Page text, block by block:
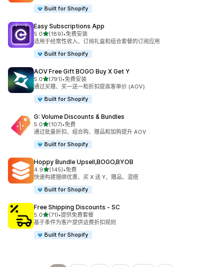
Built for Shopify
Easy Subscriptions App
5.0星（满分 5 星）
(189)
总共 189 条评论
•免费安装
适用于经常性收入、订阅礼盒和组合套餐的订阅应用
Built for Shopify
AOV Free Gift BOGO Buy X Get Y
5.0星（满分 5 星）
(791)
总共 791 条评论
•免费安装
通过买赠、买一送一和折扣提高客单价 (AOV)
Built for Shopify
G: Volume Discounts & Bundles
5.0星（满分 5 星）
(107)
总共 107 条评论
•免费
通过批量折扣、组合购、赠品和加购提升 AOV
Built for Shopify
Hoppy Bundle Upsell,BOGO,BYOB
4.9星（满分 5 星）
(145)
总共 145 条评论
•免费
快速构建捆绑优惠、买 X 送 Y、赠品、混搭
Built for Shopify
Free Shipping Discounts ‑ SC
5.0星（满分 5 星）
(71)
总共 71 条评论
•提供免费套餐
基于条件为客户提供运费折扣规则
Built for Shopify